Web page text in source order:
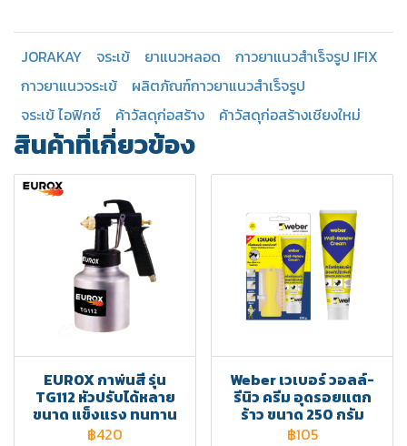
JORAKAY จระเข้ ยาแนวหลอด
กาวยาแนวสำเร็จรูป IFIX
กาวยาแนวจระเข้
ผลิตภัณฑ์กาวยาแนวสำเร็จรูป
จระเข้ ไอฟิกซ์
ค้าวัสดุก่อสร้าง ค้าวัสดุก่อสร้างเชียงใหม่
สินค้าที่เกี่ยวข้อง
EUROX กาพ่นสี รุ่น
TG112 หัวปรับได้หลาย
ขนาด แข็งแรง ทนทาน
฿420
Weber เวเบอร์ วอลล์-
รีนิว ครีม อุดรอยแตก
ร้าว ขนาด 250 กรัม
฿105